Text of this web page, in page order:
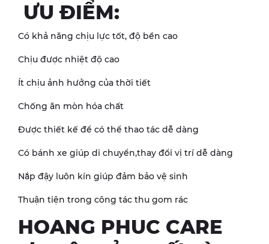
ƯU ĐIỂM:
Có khả năng chịu lực tốt, độ bền cao
Chịu được nhiệt độ cao
Ít chịu ảnh hưởng của thời tiết
Chống ăn mòn hóa chất
Được thiết kế để có thể thao tác dễ dàng
Có bánh xe giúp di chuyển,thay đổi vị trí dễ dàng
Nắp đậy luôn kín giúp đảm bảo vệ sinh
Thuận tiện trong công tác thu gom rác
HOANG PHUC CARE